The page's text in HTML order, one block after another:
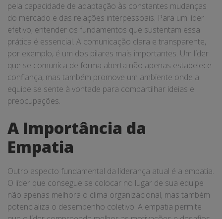
pela capacidade de adaptação às constantes mudanças
do mercado e das relações interpessoais. Para um líder
efetivo, entender os fundamentos que sustentam essa
prática é essencial. A comunicação clara e transparente,
por exemplo, é um dos pilares mais importantes. Um líder
que se comunica de forma aberta não apenas estabelece
confiança, mas também promove um ambiente onde a
equipe se sente à vontade para compartilhar ideias e
preocupações.
A Importância da
Empatia
Outro aspecto fundamental da liderança atual é a empatia.
O líder que consegue se colocar no lugar de sua equipe
não apenas melhora o clima organizacional, mas também
potencializa o desempenho coletivo. A empatia permite